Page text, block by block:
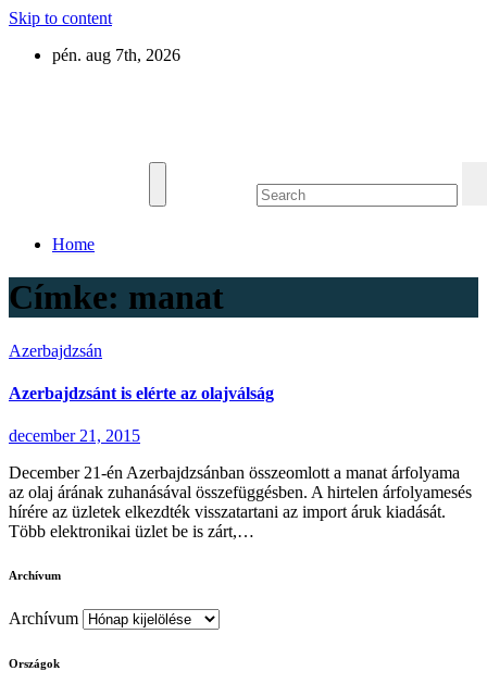
Skip to content
pén. aug 7th, 2026
Home
Címke: manat
Azerbajdzsán
Azerbajdzsánt is elérte az olajválság
december 21, 2015
December 21-én Azerbajdzsánban összeomlott a manat árfolyama
az olaj árának zuhanásával összefüggésben. A hirtelen árfolyamesés
hírére az üzletek elkezdték visszatartani az import áruk kiadását.
Több elektronikai üzlet be is zárt,…
Archívum
Archívum
Országok